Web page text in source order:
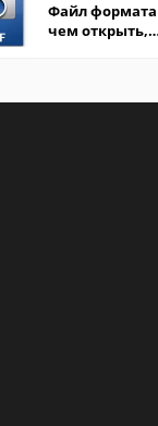
Файл формата
чем открыть,